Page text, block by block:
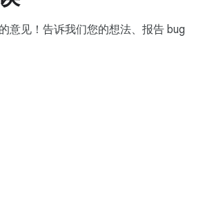
意见！告诉我们您的想法、报告 bug